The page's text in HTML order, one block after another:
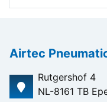
Airtec
Rutgershof 4
NL-8161 TB